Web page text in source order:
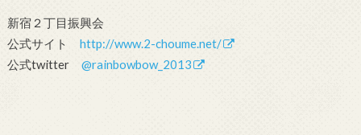
新宿２丁目振興会
公式サイト http://www.2-choume.net/
公式twitter @rainbowbow_2013